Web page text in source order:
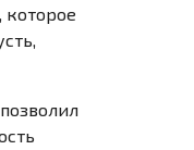
которое